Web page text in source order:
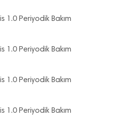
1.0 Periyodik Bakım
1.0 Periyodik Bakım
1.0 Periyodik Bakım
1.0 Periyodik Bakım